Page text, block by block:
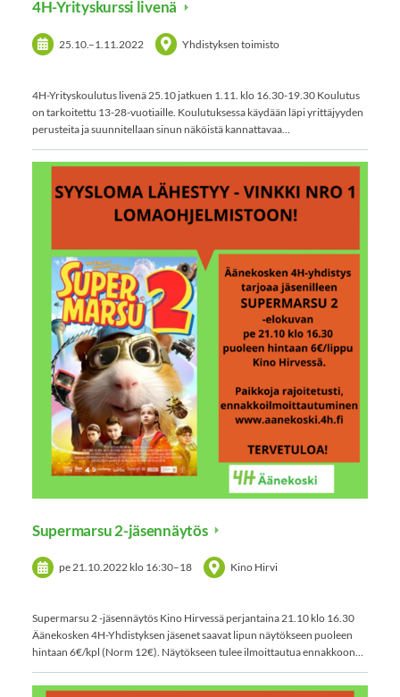
4H-Yrityskurssi livenä
25.10. –1.11.2022 Yhdistyksen toimisto
4H-Yrityskoulutus livenä 25.10 jatkuen 1.11. klo 16.30-19.30 Koulutus
on tarkoitettu 13-28-vuotiaille. Koulutuksessa käydään läpi yrittäjyyden
perusteita ja suunnitellaan sinun näköistä kannattavaa…
Supermarsu 2-jäsennäytös
pe 21.10.2022 klo 16:30–18 Kino Hirvi
Supermarsu 2 -jäsennäytös Kino Hirvessä perjantaina 21.10 klo 16.30
Äänekosken 4H-Yhdistyksen jäsenet saavat lipun näytökseen puoleen
hintaan 6€/kpl (Norm 12€). Näytökseen tulee ilmoittautua ennakkoon…